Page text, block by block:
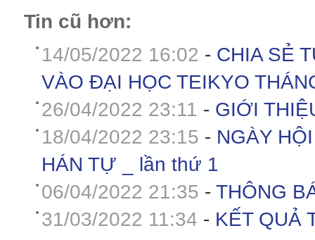
Tin cũ hơn:
14/05/2022 16:02 - CHIA SẺ
VÀO ĐẠI HỌC TEIKYO
26/04/2022 23:11 - GIỚI
18/04/2022 23:15 - NGÀY
HÁN TỰ _ lần thứ 1
06/04/2022 21:35 - THÔNG
31/03/2022 11:34 - KẾT QUẢ